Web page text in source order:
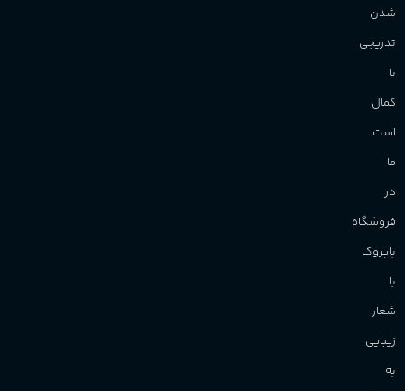
شدن
تدریجی
تا
کمال
است.
ما
در
فروشگاه
پاپروک
با
شعار
زیبایی
به